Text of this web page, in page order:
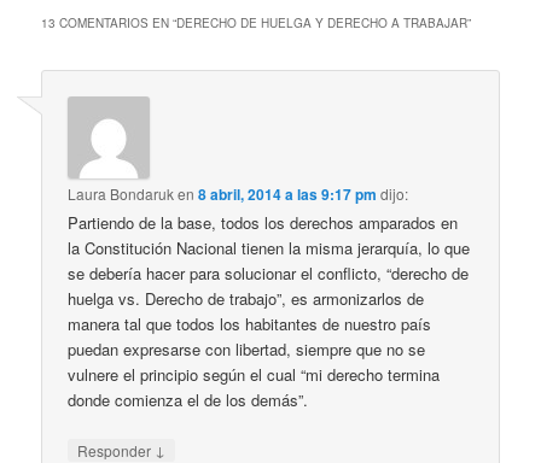
13 COMENTARIOS EN “DERECHO DE HUELGA Y DERECHO A TRABAJAR”
Laura Bondaruken8 abril, 2014 a las 9:17 pm dijo:
Partiendo de la base, todos los derechos amparados en
la Constitución Nacional tienen la misma jerarquía, lo que
se debería hacer para solucionar el conflicto, “derecho de
huelga vs. Derecho de trabajo”, es armonizarlos de
manera tal que todos los habitantes de nuestro país
puedan expresarse con libertad, siempre que no se
vulnere el principio según el cual “mi derecho termina
donde comienza el de los demás”.
Responder ↓